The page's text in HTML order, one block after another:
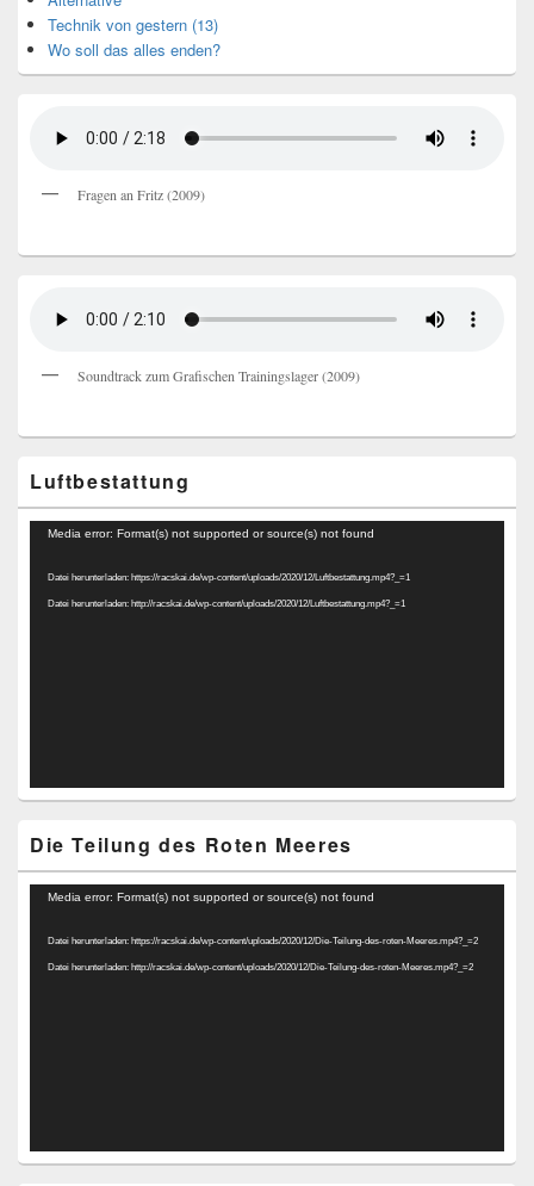
Technik von gestern (13)
Wo soll das alles enden?
Fragen an Fritz (2009)
Soundtrack zum Grafischen Trainingslager (2009)
Luftbestattung
Video-
Media error: Format(s) not supported or source(s) not found
Datei herunterladen: https://racskai.de/wp-content/uploads/2020/12/Luftbestattung.mp4?_=1
Datei herunterladen: http://racskai.de/wp-content/uploads/2020/12/Luftbestattung.mp4?_=1
Die Teilung des Roten Meeres
Video-
Media error: Format(s) not supported or source(s) not found
Datei herunterladen: https://racskai.de/wp-content/uploads/2020/12/Die-Teilung-des-roten-Meeres.mp4?_=2
Datei herunterladen: http://racskai.de/wp-content/uploads/2020/12/Die-Teilung-des-roten-Meeres.mp4?_=2